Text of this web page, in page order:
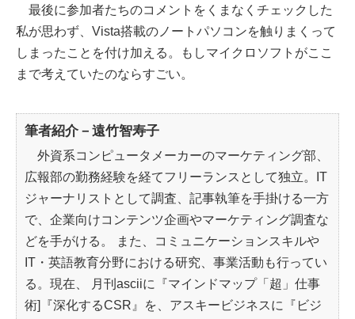
最後に参加者たちのコメントをくまなくチェックした
私が思わず、Vista搭載のノートパソコンを触りまくって
しまったことを付け加える。もしマイクロソフトがここ
まで考えていたのならすごい。
筆者紹介－遠竹智寿子
外資系コンピュータメーカーのマーケティング部、
広報部の勤務経験を経てフリーランスとして独立。IT
ジャーナリストとして調査、記事執筆を手掛ける一方
で、企業向けコンテンツ企画やマーケティング調査な
どを手がける。 また、コミュニケーションスキルや
IT・英語教育分野における研究、事業活動も行ってい
る。現在、 月刊asciiに『マインドマップ「超」仕事
術]『深化するCSR』を、アスキービジネスに『ビジ